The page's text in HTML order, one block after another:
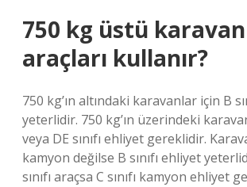
750 kg üstü
araçları kullanır?
750 kg’ın altındaki karavanlar için B
yeterlidir. 750 kg’ın üzerindeki
veya DE sınıfı ehliyet gereklidir.
kamyon değilse B sınıfı ehliyet
sınıfı araçsa C sınıfı kamyon ehliyet